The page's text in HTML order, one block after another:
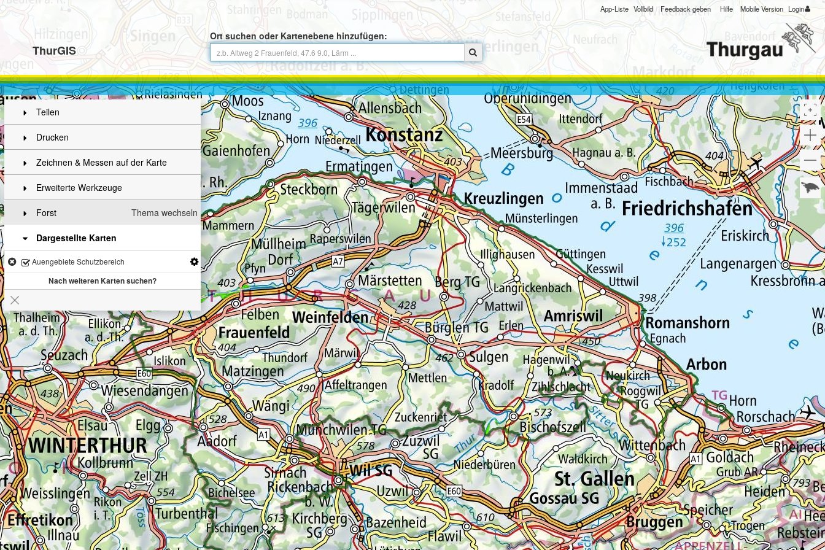
ThurGIS
Ort suchen oder Kartenebene hinzufügen:
App-Liste Vollbild Feedback geben Hilfe Mobile Version Login
Teilen
Drucken
Zeichnen & Messen auf der Karte
Erweiterte Werkzeuge
Thema wechseln
Forst
Dargestellte Karten
Auengebiete Schutzbereich
Nach weiteren Karten suchen?